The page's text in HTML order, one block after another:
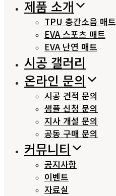
제품 소개
TPU 층간소음 매트
EVA 스포츠 매트
EVA 난연 매트
시공 갤러리
온라인 문의
시공 견적 문의
샘플 신청 문의
지사 개설 문의
공동 구매 문의
커뮤니티
공지사항
이벤트
자료실